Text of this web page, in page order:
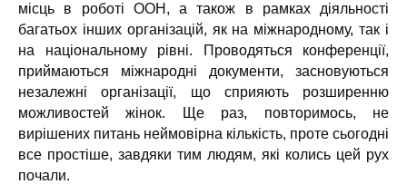
місць в роботі ООН, а також в рамках діяльності
багатьох інших організацій, як на міжнародному, так і
на національному рівні. Проводяться конференції,
приймаються міжнародні документи, засновуються
незалежні організації, що сприяють розширенню
можливостей жінок. Ще раз, повторимось, не
вирішених питань неймовірна кількість, проте сьогодні
все простіше, завдяки тим людям, які колись цей рух
почали.